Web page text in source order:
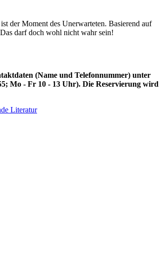
der Moment des Unerwarteten. Basierend auf
darf doch wohl nicht wahr sein!
(Name und Telefonnummer) unter
Mo - Fr 10 - 13 Uhr). Die Reservierung wird
Literatur